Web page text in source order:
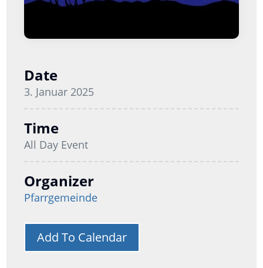
Date
3. Januar 2025
Time
All Day Event
Organizer
Pfarrgemeinde
Add To Calendar